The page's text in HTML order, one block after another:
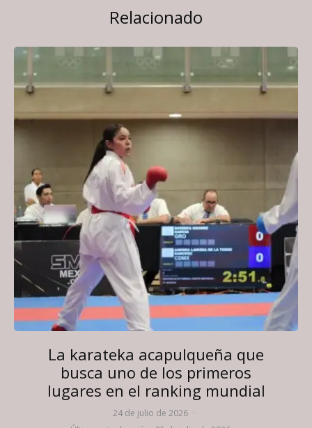
Relacionado
La karateka acapulqueña que
busca uno de los primeros
lugares en el ranking mundial
24 de julio de 2026 ·